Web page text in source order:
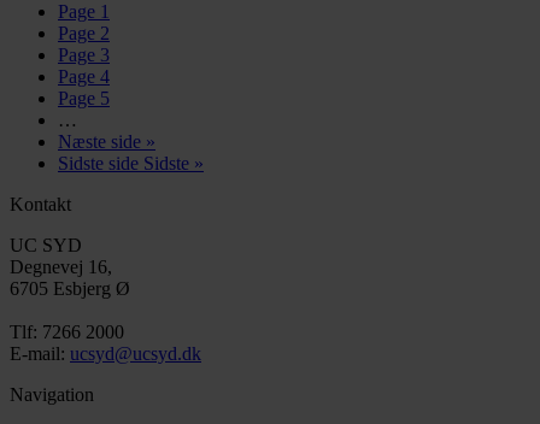
Page 1
Page 2
Page 3
Page 4
Page 5
…
Næste side »
Sidste side Sidste »
Kontakt
UC SYD
Degnevej 16,
6705 Esbjerg Ø
Tlf: 7266 2000
E-mail: ucsyd@ucsyd.dk
Navigation